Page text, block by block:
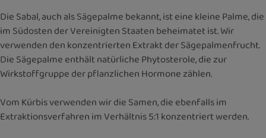
Die Sabal, auch als Sägepalme bekannt, ist eine kleine Palme, die
im Südosten der Vereinigten Staaten beheimatet ist. Wir
verwenden den konzentrierten Extrakt der Sägepalmenfrucht.
Die Sägepalme enthält natürliche Phytosterole, die zur
Wirkstoffgruppe der pflanzlichen Hormone zählen.
Vom Kürbis verwenden wir die Samen, die ebenfalls im
Extraktionsverfahren im Verhältnis 5:1 konzentriert werden.